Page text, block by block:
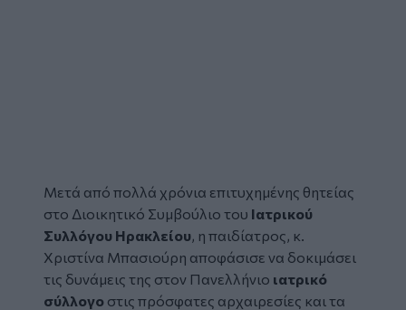
Μετά από πολλά χρόνια επιτυχημένης θητείας
στο Διοικητικό Συμβούλιο του Ιατρικού
Συλλόγου Ηρακλείου, η παιδίατρος, κ.
Χριστίνα Μπασιούρη αποφάσισε να δοκιμάσει
τις δυνάμεις της στον Πανελλήνιο ιατρικό
σύλλογο στις πρόσφατες αρχαιρεσίες και τα